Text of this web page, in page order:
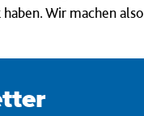
haben. Wir machen